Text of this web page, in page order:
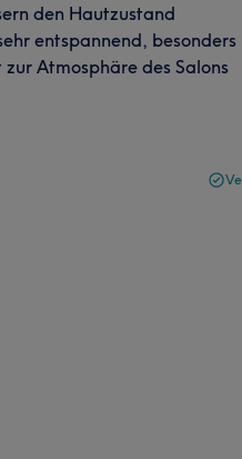
den Hautzustand
entspannend, besonders
Atmosphäre des Salons